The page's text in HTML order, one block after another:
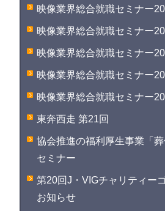
映像業界総合就職セミナー
映像業界総合就職セミナー
映像業界総合就職セミナー
映像業界総合就職セミナー
映像業界総合就職セミナー
東奔西走 第21回
協会推進の福利厚生事業「
セミナー
第20回J・VIGチャリティ
お知らせ